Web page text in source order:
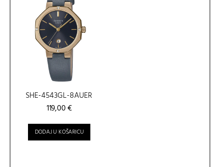
SHE-4543GL-8AUER
119,00€
DODAJ U KOŠARICU